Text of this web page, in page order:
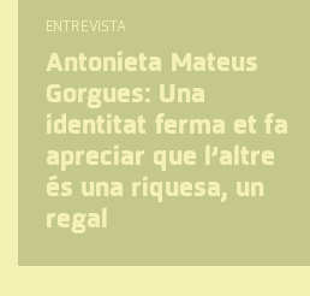
ENTREVISTA
Antonieta Mateus
Gorgues: Una
identitat ferma et fa
apreciar que l’altre
és una riquesa, un
regal